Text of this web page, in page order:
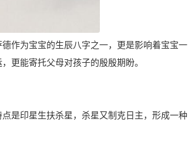
作为宝宝的生辰八字之一，更是影响着宝宝一
更能寄托父母对孩子的殷殷期盼。
是印星生扶杀星，杀星又制克日主，形成一种